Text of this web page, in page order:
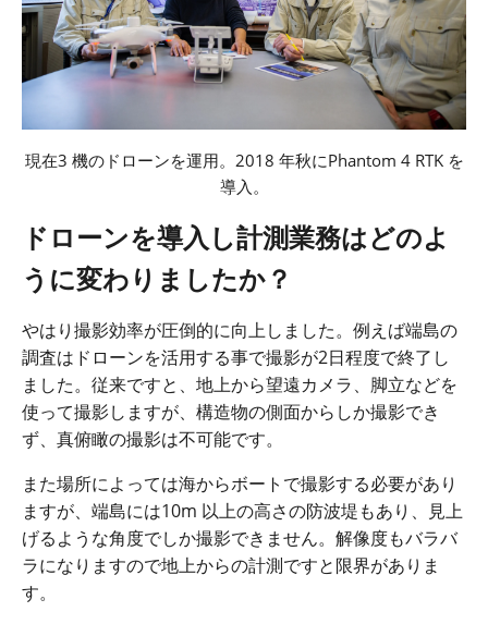
現在3 機のドローンを運用。 2018 年秋にPhantom 4 RTK を
導入。
ドローンを導入し計測業務はどのよ
うに変わりましたか？
やはり撮影効率が圧倒的に向上しました。例えば端島の
調査はドローンを活用する事で撮影が2日程度で終了し
ました。従来ですと、地上から望遠カメラ、脚立などを
使って撮影しますが、構造物の側面からしか撮影でき
ず、真俯瞰の撮影は不可能です。
また場所によっては海からボートで撮影する必要があり
ますが、端島には10m 以上の高さの防波堤もあり、見上
げるような角度でしか撮影できません。解像度もバラバ
ラになりますので地上からの計測ですと限界がありま
す。